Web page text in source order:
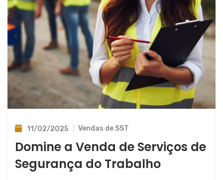
11/02/2025 Vendas de SST
Domine a Venda de Serviços de
Segurança do Trabalho